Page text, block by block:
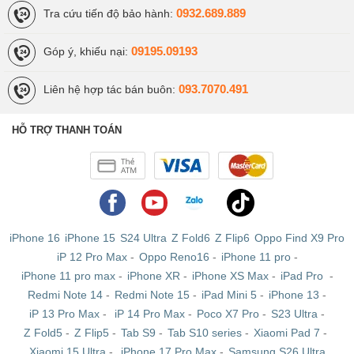
và mức giá siêu cạnh trung. Đối với thị trường Việt Nam,
Huawei hiện tập trung đánh vào phân khúc
trung là chủ yếu.
Các dòng điện thoại nổi bật của Huawei
Huawei mang đến nhiều dòng sản phẩm smartphone
phân khúc trên thị trường.
Huawei Mate Series
Huawei Mate Series là dòng điện thoại cao cấp, hướng
tới khách hàng là những doanh nhân, những người tập
trung vào tính năng phù hợp trong kinh doanh. Dòng điện
Đặc biệt với dòng Pro có màn hình cong tràn với cạnh
viền siêu mỏng tương tự như các flagship của Samsung.
Tra cứu tiến độ bảo hành: 0932.689.889
Góp ý, khiếu nại: 09195.09193
Liên hệ hợp tác bán buôn: 093.7070.491
HỖ TRỢ THANH TOÁN
iPhone 16 iPhone 15 S24 Ultra Z Fold6 Z Flip6 Oppo Find X9 Pro
iP 12 Pro Max- Oppo Reno16 - iPhone 11 pro-
iPhone 11 pro max- iPhone XR - iPhone XS Max- iPad Pro -
Redmi Note 14 - Redmi Note 15 - iPad Mini 5 - iPhone 13 -
iP 13 Pro Max - iP 14 Pro Max - Poco X7 Pro - S23 Ultra -
Z Fold5 - Z Flip5 - Tab S9 - Tab S10 series - Xiaomi Pad 7 -
Xiaomi 15 Ultra - iPhone 17 Pro Max- Samsung S26 Ultra